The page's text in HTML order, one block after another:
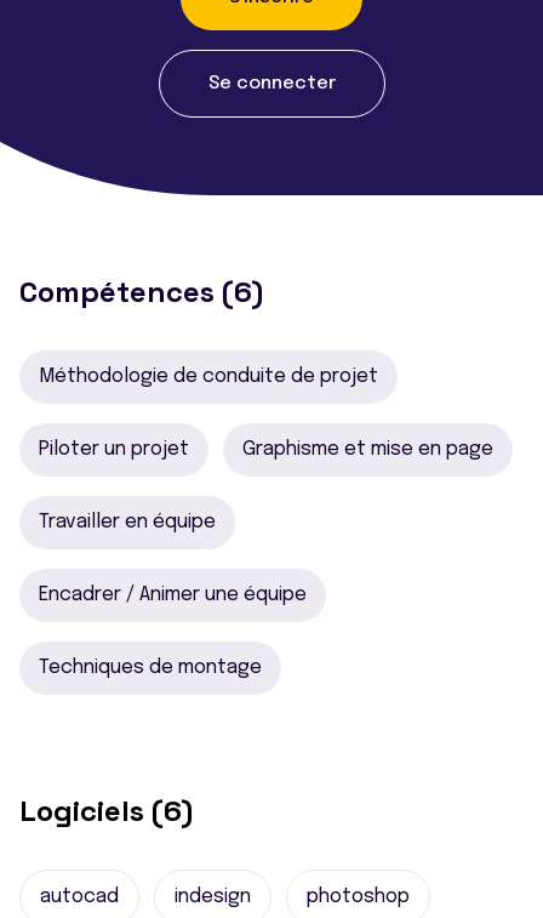
Se connecter
Compétences (6)
Méthodologie de conduite de projet
Piloter un projet Graphisme et mise en page
Travailler en équipe
Encadrer / Animer une équipe
Techniques de montage
Logiciels (6)
autocad indesign photoshop